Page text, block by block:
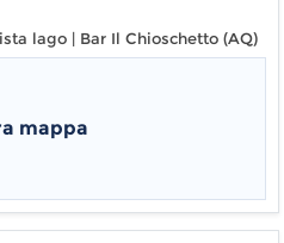
lago | Bar Il Chioschetto (AQ)
mappa